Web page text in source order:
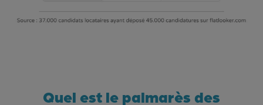
Quel est le palmarès des